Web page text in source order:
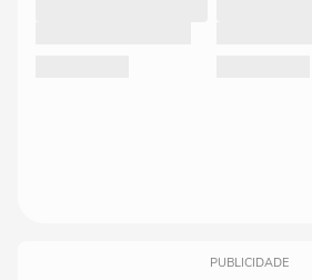
PUBLICIDADE